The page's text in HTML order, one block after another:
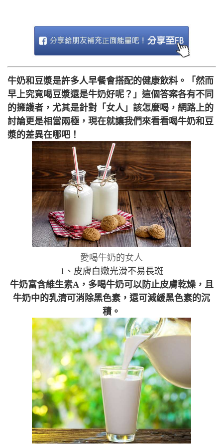
牛奶和豆漿是許多人早餐會搭配的健康飲料。「然而
早上究竟喝豆漿還是牛奶好呢？」這個答案各有不同
的擁護者，尤其是針對「女人」該怎麼喝，網路上的
討論更是相當兩極，現在就讓我們來看看喝牛奶和豆
漿的差異在哪吧！
愛喝牛奶的女人
1、皮膚白嫩光滑不易長斑
牛奶富含維生素A，多喝牛奶可以防止皮膚乾燥，且
牛奶中的乳清可消除黑色素，還可減緩黑色素的沉
積。